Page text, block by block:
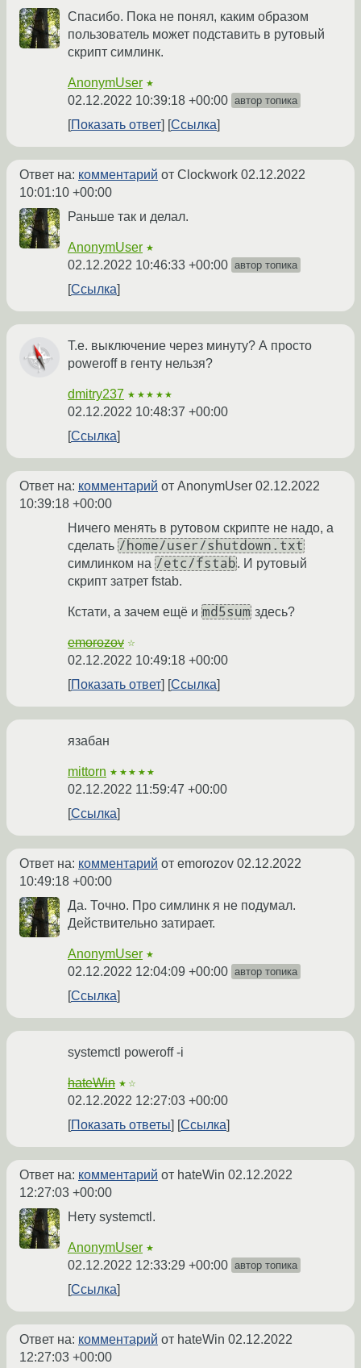
Спасибо. Пока не понял, каким образом
пользователь может подставить в рутовый
скрипт симлинк.
AnonymUser ★
02.12.2022 10:39:18 +00:00 автор топика
Показать ответ Ссылка
Ответ на: комментарий от Clockwork 02.12.2022
10:01:10 +00:00
Раньше так и делал.
AnonymUser ★
02.12.2022 10:46:33 +00:00 автор топика
Ссылка
Т.е. выключение через минуту? А просто
poweroff в генту нельзя?
dmitry237 ★★★★★
02.12.2022 10:48:37 +00:00
Ссылка
Ответ на: комментарий от AnonymUser 02.12.2022
10:39:18 +00:00
Ничего менять в рутовом скрипте не надо, а
сделать /home/user/shutdown.txt
симлинком на /etc/fstab. И рутовый
скрипт затрет fstab.
Кстати, а зачем ещё и md5sum здесь?
emorozov ☆
02.12.2022 10:49:18 +00:00
Показать ответ
Ссылка
язабан
mittorn ★★★★★
02.12.2022 11:59:47 +00:00
Ссылка
Ответ на: комментарий от emorozov 02.12.2022
10:49:18 +00:00
Да. Точно. Про симлинк я не подумал.
Действительно затирает.
AnonymUser ★
02.12.2022 12:04:09 +00:00 автор топика
Ссылка
systemctl poweroff -i
hateWin ★☆
02.12.2022 12:27:03 +00:00
Показать ответы
Ссылка
Ответ на: комментарий от hateWin 02.12.2022
12:27:03 +00:00
Нету systemctl.
AnonymUser ★
02.12.2022 12:33:29 +00:00 автор топика
Ссылка
Ответ на: комментарий от hateWin 02.12.2022
12:27:03 +00:00